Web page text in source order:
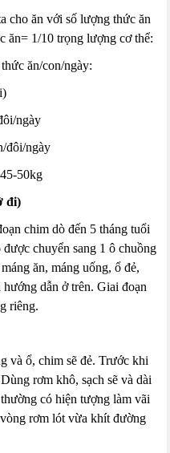
cho ăn với số lượng thức ăn
ăn= 1/10 trọng lượng cơ thể:
ăn/con/ngày:
ngày
đôi/ngày
50kg
đi)
chim dò đến 5 tháng tuổi
chuyển sang 1 ô chuồng
ăn, máng uống, ổ đẻ,
dẫn ở trên. Giai đoạn
riêng.
và ổ, chim sẽ đẻ. Trước khi
rơm khô, sạch sẽ và dài
có hiện tượng làm vãi
rơm lót vừa khít đường